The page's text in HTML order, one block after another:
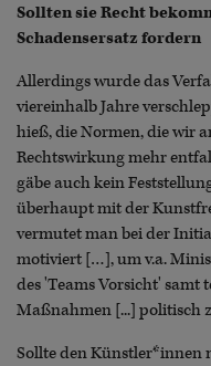
Sollten sie Recht
Schadensersatz fordern
Allerdings wurde das
viereinhalb Jahre
hieß, die Normen, die wir
Rechtswirkung mehr
gäbe auch kein
überhaupt mit der
vermutet man bei der
motiviert […], um v.a.
des 'Teams Vorsicht'
Maßnahmen [...] politisch
Sollte den Künstler*innen